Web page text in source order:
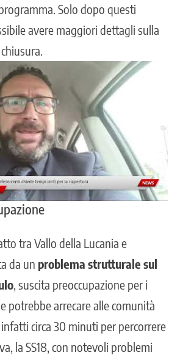
Solo dopo questi
avere maggiori dettagli sulla
tra Vallo della Lucania e
da un problema strutturale sul
, suscita preoccupazione per i
potrebbe arrecare alle comunità
circa 30 minuti per percorrere
la SS18, con notevoli problemi